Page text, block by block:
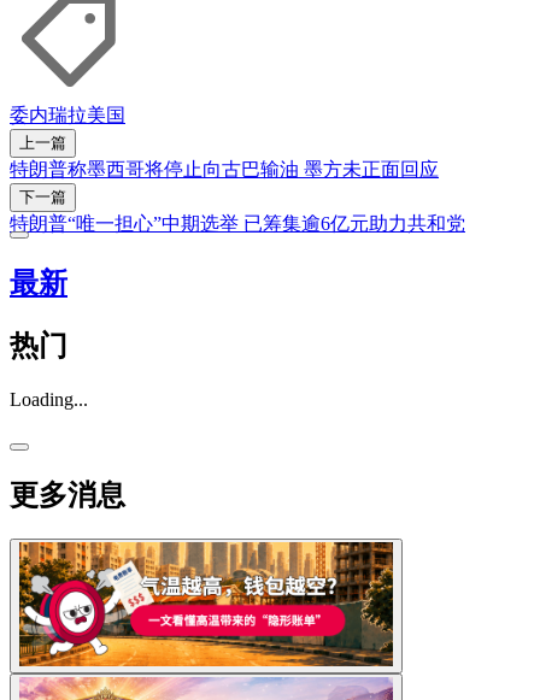
委内瑞拉美国
上一篇
特朗普称墨西哥将停止向古巴输油 墨方未正面回应
下一篇
特朗普“唯一担心”中期选举 已筹集逾6亿元助力共和党
最新
热门
Loading...
更多消息